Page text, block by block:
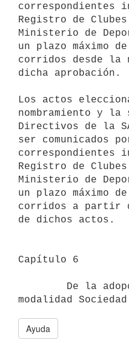
correspondientes
Registro de
Ministerio de
un plazo máximo
corridos desde la
dicha aprobación.
Los actos
nombramiento y
Directivos de la
ser comunicados
correspondientes
Registro de
Ministerio de
un plazo máximo
corridos a partir
de dichos actos.
Capítulo 6
Ayuda